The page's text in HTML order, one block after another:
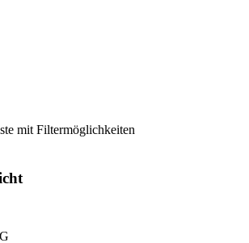
mit Filtermöglichkeiten